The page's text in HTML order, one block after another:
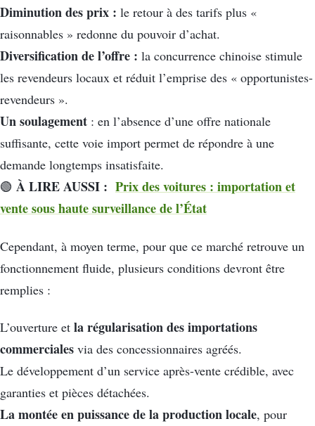
Diminution des prix : le retour à des tarifs plus «
raisonnables » redonne du pouvoir d’achat.
Diversification de l’offre : la concurrence chinoise stimule
les revendeurs locaux et réduit l’emprise des « opportunistes-
revendeurs ».
Un soulagement : en l’absence d’une offre nationale
suffisante, cette voie import permet de répondre à une
demande longtemps insatisfaite.
🟢 À LIRE AUSSI : Prix des voitures : importation et
vente sous haute surveillance de l’État
Cependant, à moyen terme, pour que ce marché retrouve un
fonctionnement fluide, plusieurs conditions devront être
remplies :
L’ouverture et la régularisation des importations
commerciales via des concessionnaires agréés.
Le développement d’un service après-vente crédible, avec
garanties et pièces détachées.
La montée en puissance de la production locale, pour